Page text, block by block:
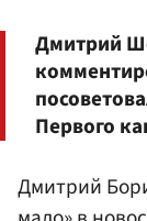
Дмитрий
Первого
Дмитрий